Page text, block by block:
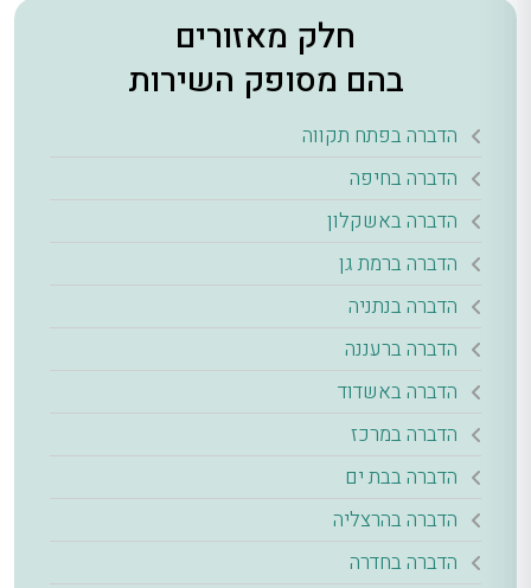
חלק מאזורים
בהם מסופק השירות
הדברה בפתח תקווה
הדברה בחיפה
הדברה באשקלון
הדברה ברמת גן
הדברה בנתניה
הדברה ברעננה
הדברה באשדוד
הדברה במרכז
הדברה בבת ים
הדברה בהרצליה
הדברה בחדרה